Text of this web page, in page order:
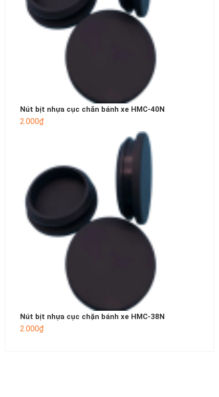
Nút bịt nhựa cục chắn bánh xe HMC-40N
2.000₫
Nút bịt nhựa cục chặn bánh xe HMC-38N
2.000₫